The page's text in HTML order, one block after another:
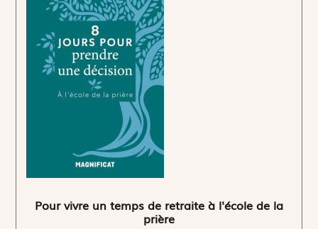
Pour vivre un temps de retraite à l'école de la
prière